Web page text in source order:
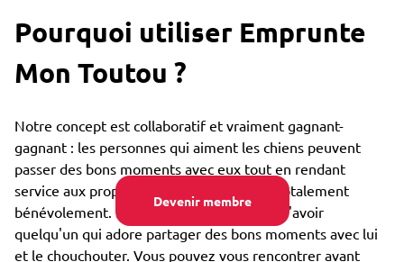
Devenir membre
Pourquoi utiliser Emprunte
Mon Toutou ?
Notre concept est collaboratif et vraiment gagnant-
gagnant : les personnes qui aiment les chiens peuvent
passer des bons moments avec eux tout en rendant
service aux propriétaires de ces toutous, totalement
bénévolement. Le toutou est lui heureux d'avoir
quelqu'un qui adore partager des bons moments avec lui
et le chouchouter. Vous pouvez vous rencontrer avant